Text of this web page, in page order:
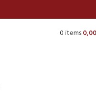
0items0,00